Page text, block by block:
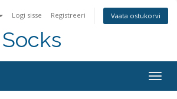
Logi sisse Registreeri Vaata ostukorvi